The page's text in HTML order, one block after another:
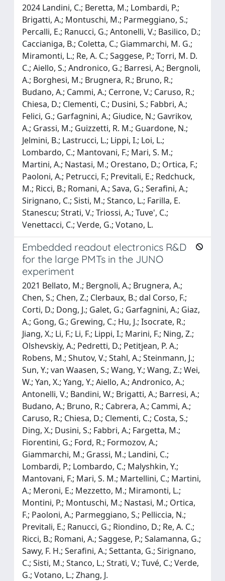
2024 Landini, C.; Beretta, M.; Lombardi, P.;
Brigatti, A.; Montuschi, M.; Parmeggiano, S.;
Percalli, E.; Ranucci, G.; Antonelli, V.; Basilico, D.;
Caccianiga, B.; Coletta, C.; Giammarchi, M. G.;
Miramonti, L.; Re, A. C.; Saggese, P.; Torri, M. D.
C.; Aiello, S.; Andronico, G.; Barresi, A.; Bergnoli,
A.; Borghesi, M.; Brugnera, R.; Bruno, R.;
Budano, A.; Cammi, A.; Cerrone, V.; Caruso, R.;
Chiesa, D.; Clementi, C.; Dusini, S.; Fabbri, A.;
Felici, G.; Garfagnini, A.; Giudice, N.; Gavrikov,
A.; Grassi, M.; Guizzetti, R. M.; Guardone, N.;
Jelmini, B.; Lastrucci, L.; Lippi, I.; Loi, L.;
Lombardo, C.; Mantovani, F.; Mari, S. M.;
Martini, A.; Nastasi, M.; Orestano, D.; Ortica, F.;
Paoloni, A.; Petrucci, F.; Previtali, E.; Redchuck,
M.; Ricci, B.; Romani, A.; Sava, G.; Serafini, A.;
Sirignano, C.; Sisti, M.; Stanco, L.; Farilla, E.
Stanescu; Strati, V.; Triossi, A.; Tuve', C.;
Venettacci, C.; Verde, G.; Votano, L.
Embedded readout electronics R&D
for the large PMTs in the JUNO
experiment
2021 Bellato, M.; Bergnoli, A.; Brugnera, A.;
Chen, S.; Chen, Z.; Clerbaux, B.; dal Corso, F.;
Corti, D.; Dong, J.; Galet, G.; Garfagnini, A.; Giaz,
A.; Gong, G.; Grewing, C.; Hu, J.; Isocrate, R.;
Jiang, X.; Li, F.; Li, F.; Lippi, I.; Marini, F.; Ning, Z.;
Olshevskiy, A.; Pedretti, D.; Petitjean, P. A.;
Robens, M.; Shutov, V.; Stahl, A.; Steinmann, J.;
Sun, Y.; van Waasen, S.; Wang, Y.; Wang, Z.; Wei,
W.; Yan, X.; Yang, Y.; Aiello, A.; Andronico, A.;
Antonelli, V.; Bandini, W.; Brigatti, A.; Barresi, A.;
Budano, A.; Bruno, R.; Cabrera, A.; Cammi, A.;
Caruso, R.; Chiesa, D.; Clementi, C.; Costa, S.;
Ding, X.; Dusini, S.; Fabbri, A.; Fargetta, M.;
Fiorentini, G.; Ford, R.; Formozov, A.;
Giammarchi, M.; Grassi, M.; Landini, C.;
Lombardi, P.; Lombardo, C.; Malyshkin, Y.;
Mantovani, F.; Mari, S. M.; Martellini, C.; Martini,
A.; Meroni, E.; Mezzetto, M.; Miramonti, L.;
Montini, P.; Montuschi, M.; Nastasi, M.; Ortica,
F.; Paoloni, A.; Parmeggiano, S.; Pelliccia, N.;
Previtali, E.; Ranucci, G.; Riondino, D.; Re, A. C.;
Ricci, B.; Romani, A.; Saggese, P.; Salamanna, G.;
Sawy, F. H.; Serafini, A.; Settanta, G.; Sirignano,
C.; Sisti, M.; Stanco, L.; Strati, V.; Tuvé, C.; Verde,
G.; Votano, L.; Zhang, J.